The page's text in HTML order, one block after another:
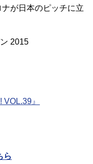
が日本のピッチに立
2015
』
ら